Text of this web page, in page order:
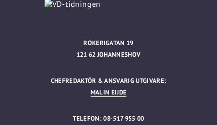
RÖKERIGATAN 19
121 62 JOHANNESHOV
CHEFREDAKTÖR & ANSVARIG UTGIVARE:
MALIN EIJDE
TELEFON: 08-517 955 00